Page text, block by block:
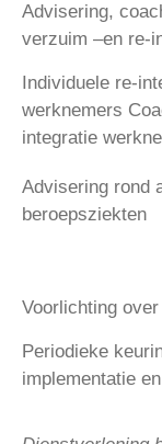
Advisering,
verzuim –en re-
Individuele re-
werknemers
integratie
Advisering rond
beroepsziekten
Voorlichting
Periodieke
implementatie